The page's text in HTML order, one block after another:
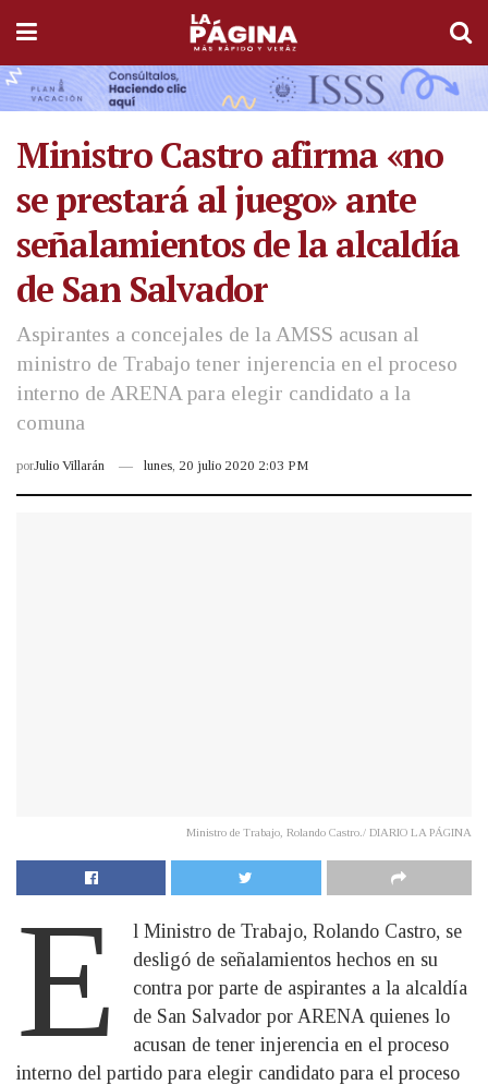
Ministro Castro afirma «no
se prestará al juego» ante
señalamientos de la alcaldía
de San Salvador
Aspirantes a concejales de la AMSS acusan al
ministro de Trabajo tener injerencia en el proceso
interno de ARENA para elegir candidato a la
comuna
porJulio Villarán lunes, 20 julio 2020 2:03 PM
Ministro de Trabajo, Rolando Castro./ DIARIO LA PÁGINA
E
l Ministro de Trabajo, Rolando Castro, se
desligó de señalamientos hechos en su
contra por parte de aspirantes a la alcaldía
de San Salvador por ARENA quienes lo
acusan de tener injerencia en el proceso
interno del partido para elegir candidato para el proceso